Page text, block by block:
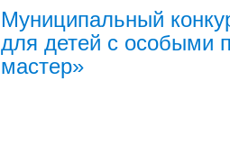
Муниципальный
для детей с особыми
мастер»